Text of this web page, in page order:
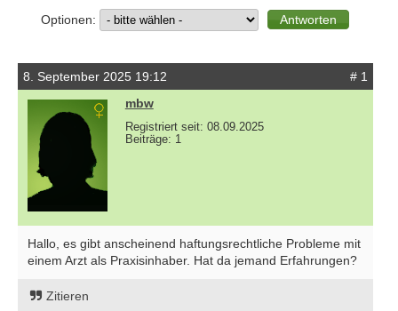
Optionen:
8. September 2025 19:12
# 1
mbw
Registriert seit: 08.09.2025
Beiträge: 1
Hallo, es gibt anscheinend haftungsrechtliche Probleme mit
einem Arzt als Praxisinhaber. Hat da jemand Erfahrungen?
Zitieren